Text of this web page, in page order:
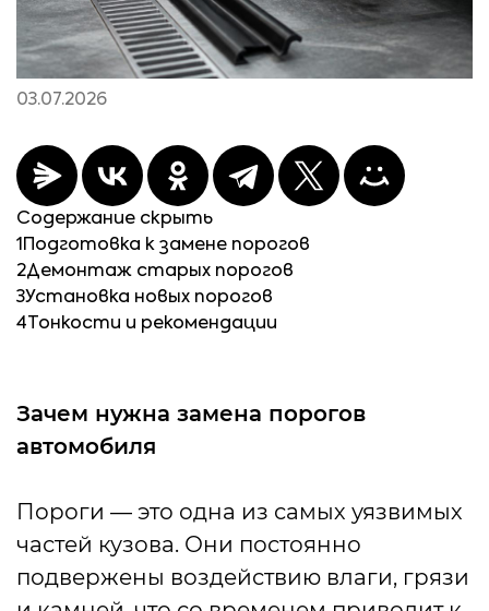
03.07.2026
Содержание скрыть
1
Подготовка к замене порогов
2Демонтаж старых порогов
3Установка новых порогов
4 Тонкости и рекомендации
Зачем нужна замена порогов
автомобиля
Пороги — это одна из самых уязвимых
частей кузова. Они постоянно
подвержены воздействию влаги, грязи